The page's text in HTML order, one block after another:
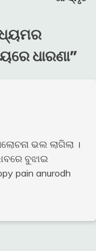
ଧାରଣା”
ଭଲ ଲାଗିଲା ।
ବୁଝାଇ
pain anurodh